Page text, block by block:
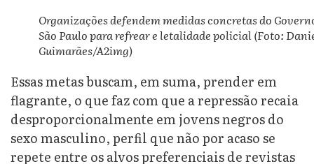
Organizações defendem medidas concretas do
São Paulo para refrear e letalidade policial (Foto:
Guimarães/A2img)
Essas metas buscam, em suma, prender em
flagrante, o que faz com que a repressão recaia
desproporcionalmente em jovens negros do
sexo masculino, perfil que não por acaso se
repete entre os alvos preferenciais de revistas